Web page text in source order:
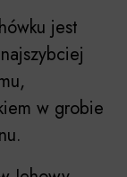
jest
w grobie